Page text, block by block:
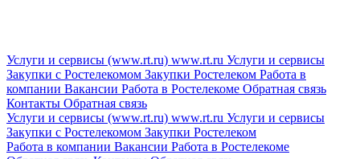
Услуги и сервисы (www.rt.ru) www.rt.ru Услуги и сервисы
Закупки с Ростелекомом Закупки Ростелеком Работа в
компании Вакансии Работа в Ростелекоме Обратная связь
Контакты Обратная связь
Услуги и сервисы (www.rt.ru) www.rt.ru Услуги и сервисы
Закупки с Ростелекомом Закупки Ростелеком
Работа в компании Вакансии Работа в Ростелекоме